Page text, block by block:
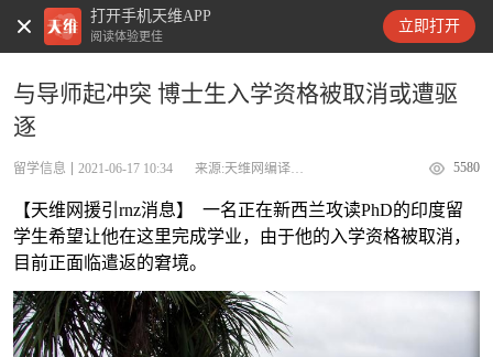
打开手机天维APP
阅读体验更佳
立即打开
天维新闻
与导师起冲突 博士生入学资格被取消或遭驱
逐
留学信息 2021-06-17 10:34 5580
【天维网援引rnz消息】 一名正在新西兰攻读PhD的印度留
学生希望让他在这里完成学业，由于他的入学资格被取消，
目前正面临遣返的窘境。